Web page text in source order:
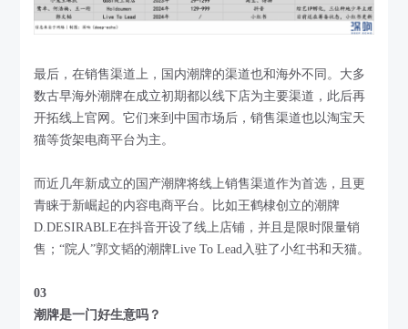
最后，在销售渠道上，国内潮牌的渠道也和海外不同。大多
数古早海外潮牌在成立初期都以线下店为主要渠道，此后再
开拓线上官网。它们来到中国市场后，销售渠道也以淘宝天
猫等货架电商平台为主。
而近几年新成立的国产潮牌将线上销售渠道作为首选，且更
青睐于新崛起的内容电商平台。比如王鹤棣创立的潮牌
D.DESIRABLE在抖音开设了线上店铺，并且是限时限量销
售；“院人”郭文韬的潮牌Live To Lead入驻了小红书和天猫。
03
潮牌是一门好生意吗？